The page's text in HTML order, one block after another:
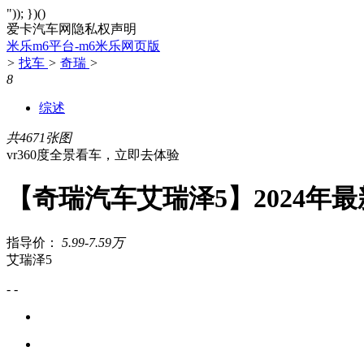
")); })()
爱卡汽车网隐私权声明
米乐m6平台-m6米乐网页版
> 找车 > 奇瑞 >
8
综述
共4671张图
vr360度全景看车，立即去体验
【奇瑞汽车艾瑞泽5】2024年
指导价： 5.99-7.59万
艾瑞泽5
- -